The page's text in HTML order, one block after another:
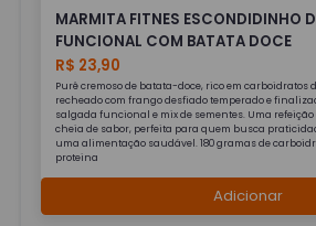
MARMITA FITNES ESCONDIDINHO
FUNCIONAL COM BATATA DOCE
R$ 23,90
Purê cremoso de batata-doce, rico em carboidratos
recheado com frango desfiado temperado e
salgada funcional e mix de sementes. Uma
cheia de sabor, perfeita para quem busca
uma alimentação saudável. 180 gramas de
proteina
Adicionar